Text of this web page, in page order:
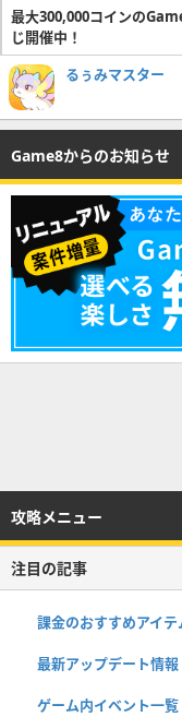
最大300,000コインの
じ開催中！
るぅみマスター
Game8からのお知らせ
攻略メニュー
注目の記事
課金のおすすめアイテ
最新アップデート情報
ゲーム内イベント一覧